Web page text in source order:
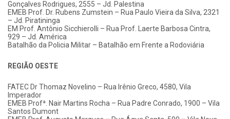
Gonçalves Rodrigues, 2555 – Jd. Palestina
EMEB Prof. Dr. Rubens Zumstein – Rua Paulo Vieira da Silva, 2321
– Jd. Piratininga
EM Prof. Antônio Sicchierolli – Rua Prof. Laerte Barbosa Cintra,
929 – Jd. América
Batalhão da Policia Militar – Batalhão em Frente a Rodoviária
REGIÃO OESTE
FATEC Dr Thomaz Novelino – Rua Irênio Greco, 4580, Vila
Imperador
EMEB Profª. Nair Martins Rocha – Rua Padre Conrado, 1900 – Vila
Santos Dumont